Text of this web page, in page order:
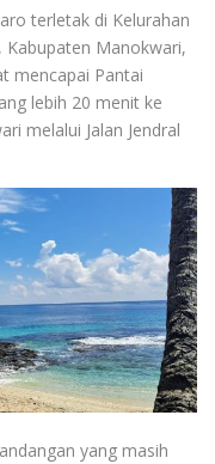
terletak di Kelurahan
Manokwari,
mencapai Pantai
lebih 20 menit ke
melalui Jalan Jendral
yang masih